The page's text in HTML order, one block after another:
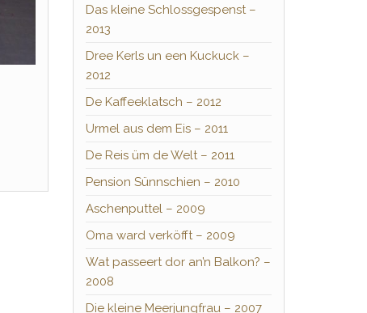
Das kleine Schlossgespenst –
2013
Dree Kerls un een Kuckuck –
2012
De Kaffeeklatsch – 2012
Urmel aus dem Eis – 2011
De Reis üm de Welt – 2011
Pension Sünnschien – 2010
Aschenputtel – 2009
Oma ward verköfft – 2009
Wat passeert dor an’n Balkon? –
2008
Die kleine Meerjungfrau – 2007